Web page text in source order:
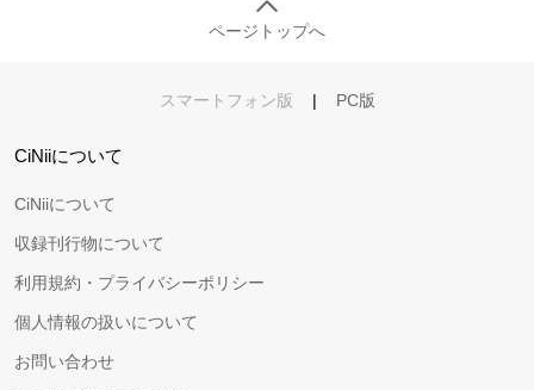
ページトップへ
スマートフォン版 | PC版
CiNiiについて
CiNiiについて
収録刊行物について
利用規約・プライバシーポリシー
個人情報の扱いについて
お問い合わせ